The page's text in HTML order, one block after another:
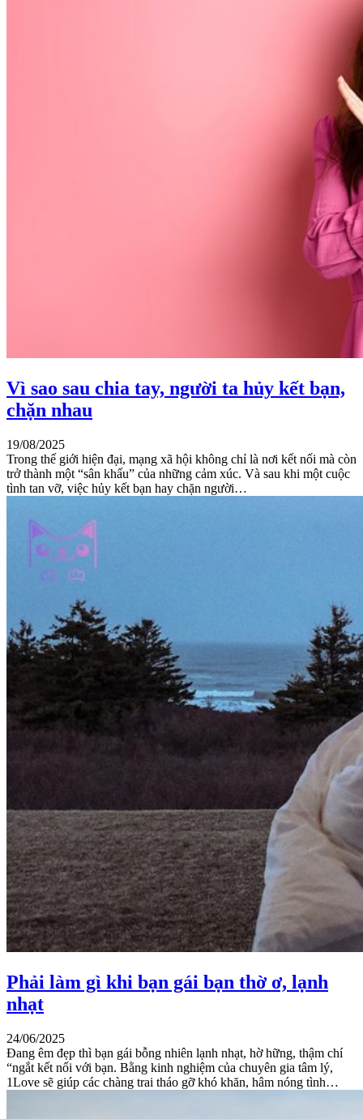
Vì sao sau chia tay, người ta hủy kết bạn,
chặn nhau
19/08/2025
Trong thế giới hiện đại, mạng xã hội không chỉ là nơi kết nối mà còn
trở thành một “sân khấu” của những cảm xúc. Và sau khi một cuộc
tình tan vỡ, việc hủy kết bạn hay chặn người…
Phải làm gì khi bạn gái bạn thờ ơ, lạnh
nhạt
24/06/2025
Đang êm đẹp thì bạn gái bỗng nhiên lạnh nhạt, hờ hững, thậm chí
“ngắt kết nối với bạn. Bằng kinh nghiệm của chuyên gia tâm lý,
1Love sẽ giúp các chàng trai tháo gỡ khó khăn, hâm nóng tình…